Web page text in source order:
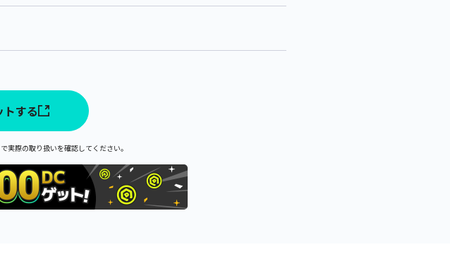
トする
実際の取り扱いを確認してください。